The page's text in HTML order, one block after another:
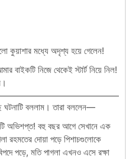
কুয়াশার মধ্যে অদৃশ্য হয়ে গেলেন!
নিজে থেকেই স্টার্ট নিয়ে নিল!
ঘটনাটি বললাম। তারা বললেন—
অভিশপ্ত! বহু বছর আগে সেখানে এক
রহমতের দোয়া পড়ে পিশাচগুলোকে
পড়ে, মতি পাগলা এখনও এসে রক্ষা